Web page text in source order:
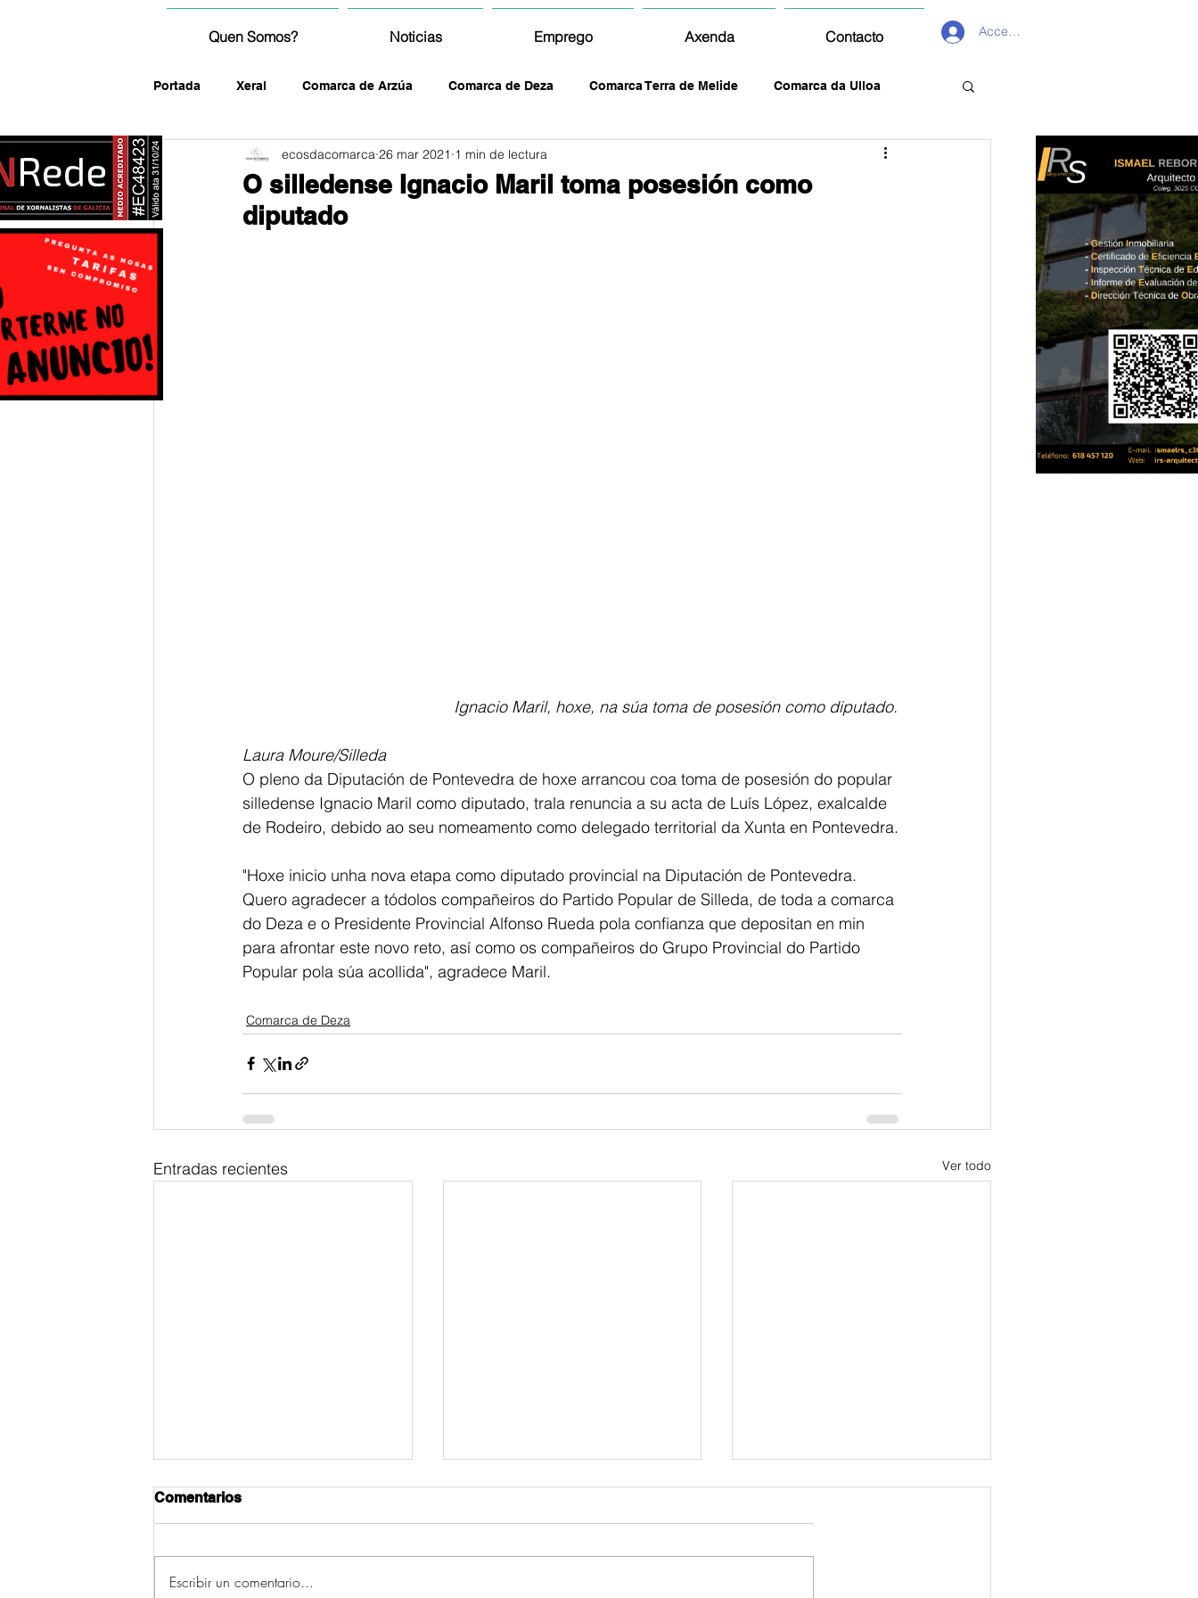
Quen Somos? Noticias Emprego Axenda Contacto Acceder
Portada Xeral Comarca de Arzúa Comarca de Deza Comarca Terra de Melide Comarca da Ulloa
fotografía
O silledense Ignacio Maril toma posesión como
diputado
ecosdacomarca 26 mar 2021 1 min de lectura
Ignacio Maril, hoxe, na súa toma de posesión como diputado.
Laura Moure/Silleda
O pleno da Diputación de Pontevedra de hoxe arrancou coa toma de posesión do popular
silledense Ignacio Maril como diputado, trala renuncia a su acta de Luís López, exalcalde
de Rodeiro, debido ao seu nomeamento como delegado territorial da Xunta en Pontevedra.
"Hoxe inicio unha nova etapa como diputado provincial na Diputación de Pontevedra.
Quero agradecer a tódolos compañeiros do Partido Popular de Silleda, de toda a comarca
do Deza e o Presidente Provincial Alfonso Rueda pola confianza que depositan en min
para afrontar este novo reto, así como os compañeiros do Grupo Provincial do Partido
Popular pola súa acollida", agradece Maril.
Comarca de Deza
Entradas recientes Ver todo
Comentarios
Escribir un comentario...